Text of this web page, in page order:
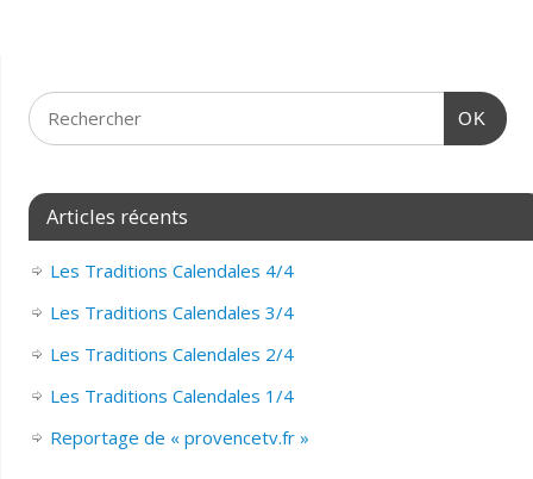
OK
Articles récents
Les Traditions Calendales 4/4
Les Traditions Calendales 3/4
Les Traditions Calendales 2/4
Les Traditions Calendales 1/4
Reportage de « provencetv.fr »